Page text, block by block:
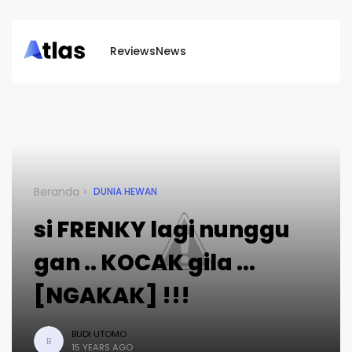
ReviewsNews
Beranda DUNIA HEWAN
si FRENKY lagi nunggu
gan .. KOCAK gila ...
[NGAKAK] !!!
B
BUDI UTOMO
15 YEARS AGO